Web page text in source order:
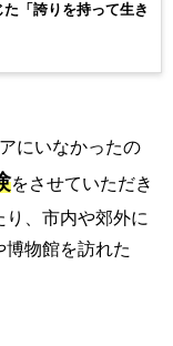
「誇りを持って生き
にいなかったの
をさせていただき
、市内や郊外に
物館を訪れた